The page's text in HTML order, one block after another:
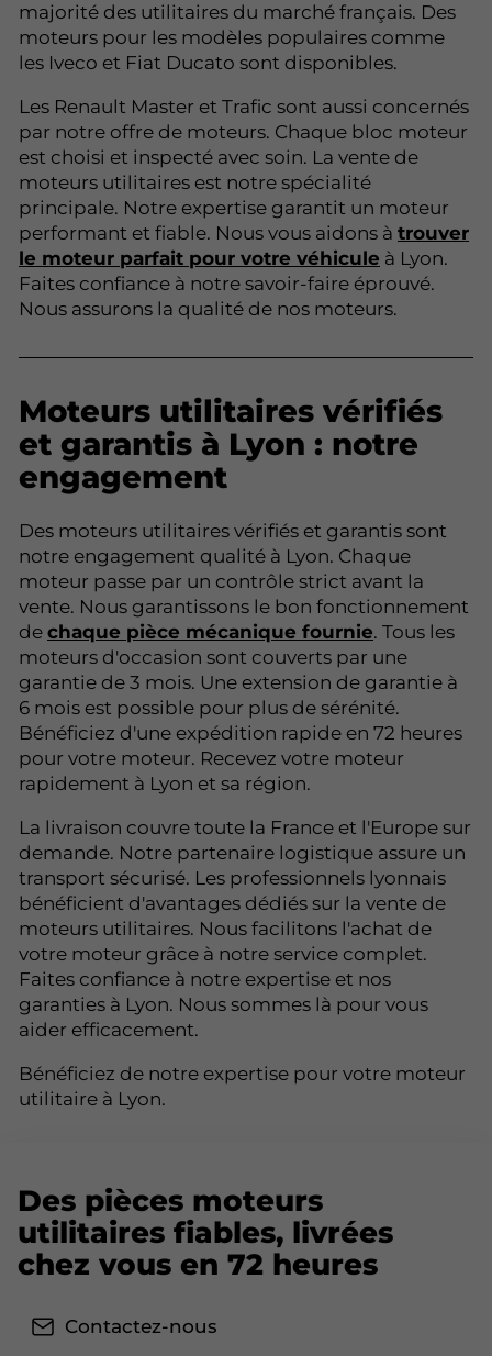
majorité des utilitaires du marché français. Des
moteurs pour les modèles populaires comme
les Iveco et Fiat Ducato sont disponibles.
Les Renault Master et Trafic sont aussi concernés
par notre offre de moteurs. Chaque bloc moteur
est choisi et inspecté avec soin. La vente de
moteurs utilitaires est notre spécialité
principale. Notre expertise garantit un moteur
performant et fiable. Nous vous aidons à trouver
le moteur parfait pour votre véhicule à Lyon.
Faites confiance à notre savoir-faire éprouvé.
Nous assurons la qualité de nos moteurs.
Moteurs utilitaires vérifiés
et garantis à Lyon : notre
engagement
Des moteurs utilitaires vérifiés et garantis sont
notre engagement qualité à Lyon. Chaque
moteur passe par un contrôle strict avant la
vente. Nous garantissons le bon fonctionnement
de chaque pièce mécanique fournie. Tous les
moteurs d'occasion sont couverts par une
garantie de 3 mois. Une extension de garantie à
6 mois est possible pour plus de sérénité.
Bénéficiez d'une expédition rapide en 72 heures
pour votre moteur. Recevez votre moteur
rapidement à Lyon et sa région.
La livraison couvre toute la France et l'Europe sur
demande. Notre partenaire logistique assure un
transport sécurisé. Les professionnels lyonnais
bénéficient d'avantages dédiés sur la vente de
moteurs utilitaires. Nous facilitons l'achat de
votre moteur grâce à notre service complet.
Faites confiance à notre expertise et nos
garanties à Lyon. Nous sommes là pour vous
aider efficacement.
Bénéficiez de notre expertise pour votre moteur
utilitaire à Lyon.
Des pièces moteurs
utilitaires fiables, livrées
chez vous en 72 heures
Contactez-nous